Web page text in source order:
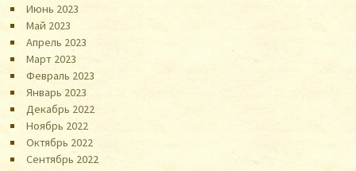
Июнь 2023
Май 2023
Апрель 2023
Март 2023
Февраль 2023
Январь 2023
Декабрь 2022
Ноябрь 2022
Октябрь 2022
Сентябрь 2022